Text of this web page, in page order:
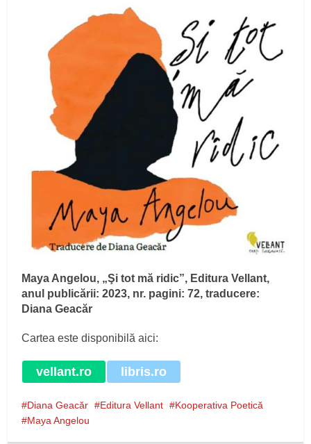
Maya Angelou, „Şi tot mă ridic”, Editura Vellant,
anul publicării: 2023, nr. pagini: 72, traducere:
Diana Geacăr
Cartea este disponibilă aici:
vellant.ro libris.ro
Diana Geacăr Editura Vellant
Kooperativa Poetică
Maya Angelou